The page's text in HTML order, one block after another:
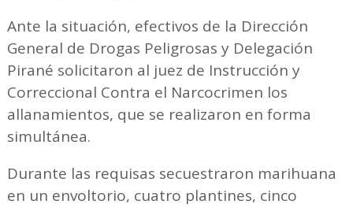
Ante la situación, efectivos de la Dirección
General de Drogas Peligrosas y Delegación
Pirané solicitaron al juez de Instrucción y
Correccional Contra el Narcocrimen los
allanamientos, que se realizaron en forma
simultánea.
Durante las requisas secuestraron marihuana
en un envoltorio, cuatro plantines, cinco